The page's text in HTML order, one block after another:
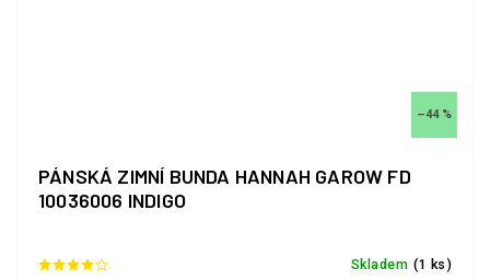
–44 %
PÁNSKÁ ZIMNÍ BUNDA HANNAH GAROW FD
10036006 INDIGO
Skladem (1 ks)